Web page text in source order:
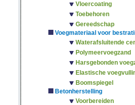
Vloercoating
Toebehoren
Gereedschap
Voegmateriaal voor
Waterafsluitende
Polymeervoegzand
Harsgebonden
Elastische
Boomspiegel
Betonherstelling
Voorbereiden